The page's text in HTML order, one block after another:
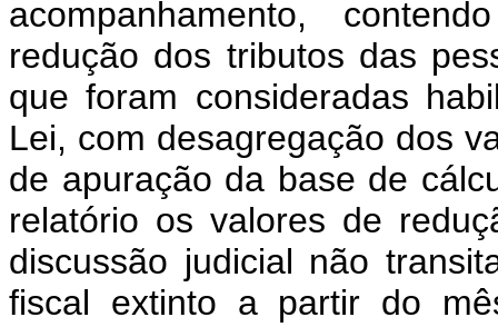
acompanhamento,
redução dos tributos das
que foram consideradas
Lei, com desagregação dos
de apuração da base de
relatório os valores de
discussão judicial não
fiscal extinto a partir do